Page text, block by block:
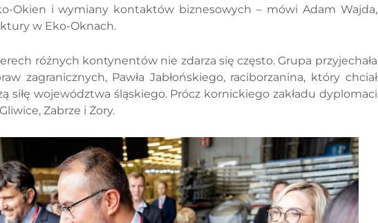
Okien i wymiany kontaktów biznesowych – mówi Adam Wajda,
w Eko-Oknach.
różnych kontynentów nie zdarza się często. Grupa przyjechała
zagranicznych, Pawła Jabłońskiego, raciborzanina, który chciał
siłę województwa śląskiego. Prócz kornickiego zakładu dyplomaci
Zabrze i Żory.